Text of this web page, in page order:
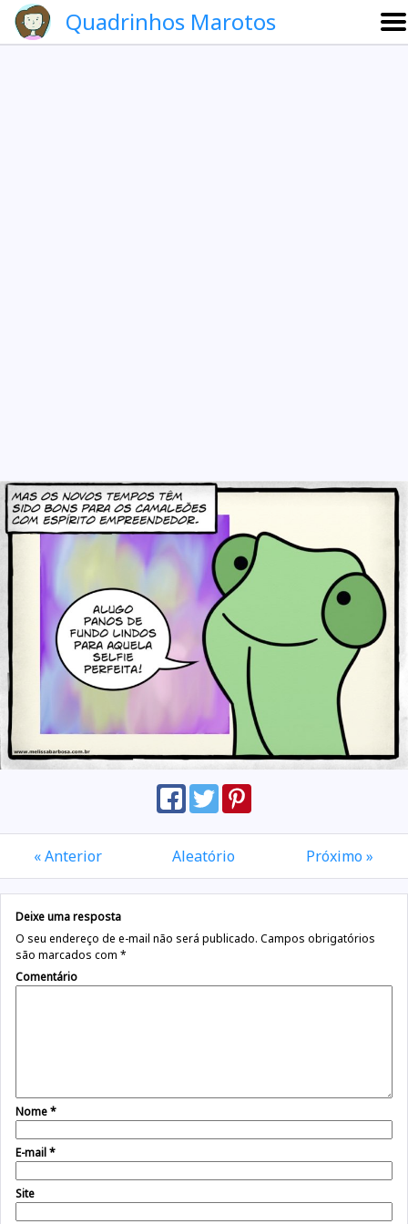
Quadrinhos Marotos
« Anterior Aleatório Próximo »
Deixe uma resposta
O seu endereço de e-mail não será publicado. Campos obrigatórios
são marcados com *
Comentário
Nome*
E-mail*
Site